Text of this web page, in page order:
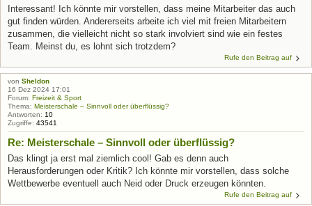
Interessant! Ich könnte mir vorstellen, dass meine Mitarbeiter das auch
gut finden würden. Andererseits arbeite ich viel mit freien Mitarbeitern
zusammen, die vielleicht nicht so stark involviert sind wie ein festes
Team. Meinst du, es lohnt sich trotzdem?
Rufe den Beitrag auf
von Sheldon
16 Dez 2024 17:01
Forum: Freizeit & Sport
Thema: Meisterschale – Sinnvoll oder überflüssig?
Antworten: 10
Zugriffe: 43541
Re: Meisterschale – Sinnvoll oder überflüssig?
Das klingt ja erst mal ziemlich cool! Gab es denn auch
Herausforderungen oder Kritik? Ich könnte mir vorstellen, dass solche
Wettbewerbe eventuell auch Neid oder Druck erzeugen könnten.
Rufe den Beitrag auf